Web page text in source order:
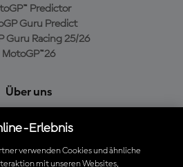
Predictor
Guru Predict
Guru Racing 25/26
MotoGP™26
Über uns
Richtlinien
Erlebnis
verwenden Cookies und ähnliche
mit unseren Websites,